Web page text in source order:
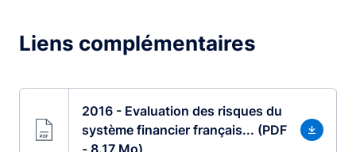
Liens complémentaires
2016 - Evaluation des risques du
système financier français... (PDF
- 8.17 Mo)